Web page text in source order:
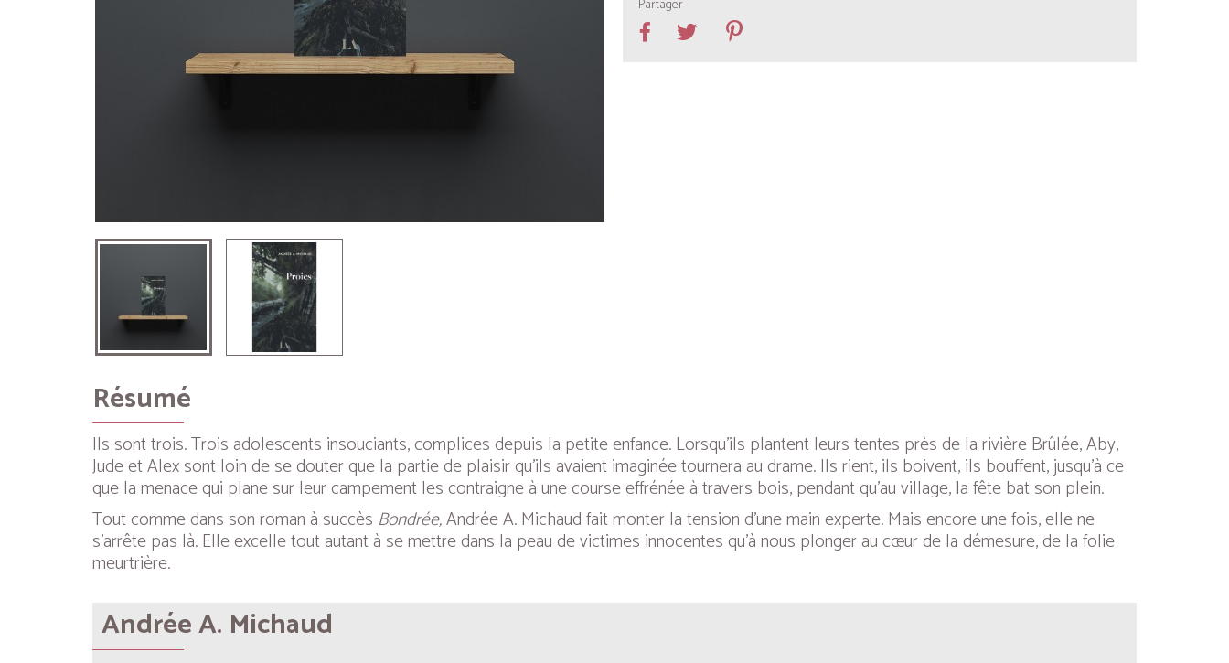
Partager
Résumé
Ils sont trois. Trois adolescents insouciants, complices depuis la petite enfance. Lorsqu’ils plantent leurs tentes près de la rivière Brûlée, Aby,
Jude et Alex sont loin de se douter que la partie de plaisir qu’ils avaient imaginée tournera au drame. Ils rient, ils boivent, ils bouffent, jusqu’à ce
que la menace qui plane sur leur campement les contraigne à une course effrénée à travers bois, pendant qu’au village, la fête bat son plein.
Tout comme dans son roman à succès Bondrée,Andrée A. Michaud fait monter la tension d’une main experte. Mais encore une fois, elle ne
s’arrête pas là. Elle excelle tout autant à se mettre dans la peau de victimes innocentes qu’à nous plonger au cœur de la démesure, de la folie
meurtrière.
Andrée A. Michaud